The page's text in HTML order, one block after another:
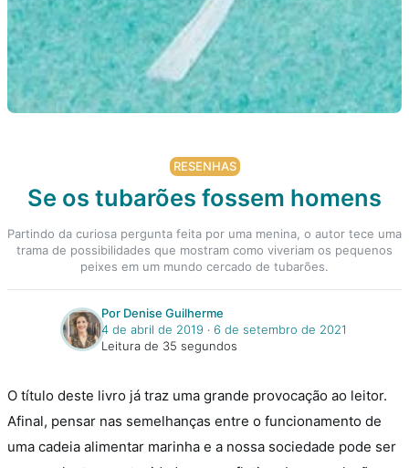
RESENHAS
Se os tubarões fossem homens
Partindo da curiosa pergunta feita por uma menina, o autor tece uma
trama de possibilidades que mostram como viveriam os pequenos
peixes em um mundo cercado de tubarões.
Por Denise Guilherme
4 de abril de 2019 ‧ 6 de setembro de 2021
Leitura de 35 segundos
O título deste livro já traz uma grande provocação ao leitor.
Afinal, pensar nas semelhanças entre o funcionamento de
uma cadeia alimentar marinha e a nossa sociedade pode ser